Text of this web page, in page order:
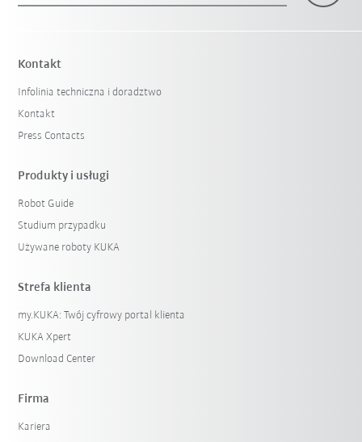
Reset filtra
Kontakt
Infolinia techniczna i doradztwo
Kontakt
Press Contacts
Produkty i usługi
Robot Guide
Studium przypadku
Używane roboty KUKA
Strefa klienta
my.KUKA: Twój cyfrowy portal klienta
KUKA Xpert
Download Center
Firma
Kariera